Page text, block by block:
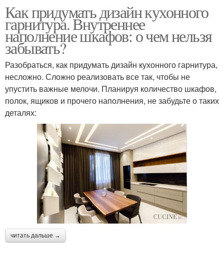
Как придумать дизайн кухонного
гарнитура. Внутреннее
наполнение шкафов: о чем нельзя
забывать?
Разобраться, как придумать дизайн кухонного гарнитура,
несложно. Сложно реализовать все так, чтобы не
упустить важные мелочи. Планируя количество шкафов,
полок, ящиков и прочего наполнения, не забудьте о таких
деталях:
читать дальше →